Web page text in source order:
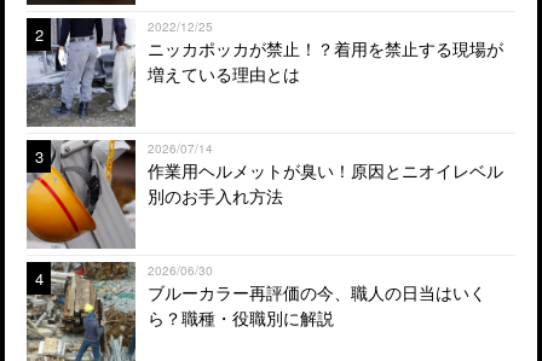
2 2022/12/25
ニッカポッカが禁止！？着用を禁止する現場が
増えている理由とは
3 2026/07/14
作業用ヘルメットが臭い！原因とニオイレベル
別のお手入れ方法
4 2026/06/30
ブルーカラー再評価の今、職人の日当はいく
ら？職種・役職別に解説